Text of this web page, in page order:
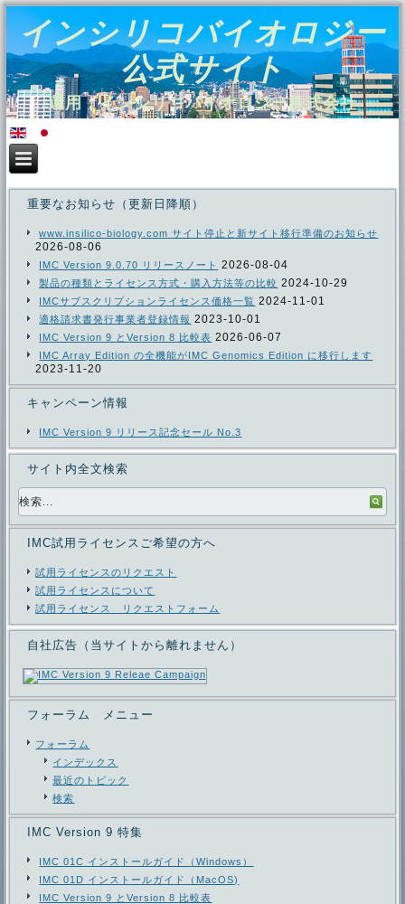
インシリコバイオロジー
公式サイト
運用：インシリコバイオロジー株式会社
重要なお知らせ（更新日降順）
www.insilico-biology.com サイト停止と新サイト移行準備のお知らせ
2026-08-06
IMC Version 9.0.70 リリースノート 2026-08-04
製品の種類とライセンス方式・購入方法等の比較 2024-10-29
IMCサブスクリプションライセンス価格一覧 2024-11-01
適格請求書発行事業者登録情報 2023-10-01
IMC Version 9 とVersion 8 比較表 2026-06-07
IMC Array Edition の全機能がIMC Genomics Edition に移行します
2023-11-20
キャンペーン情報
IMC Version 9 リリース記念セール No.3
サイト内全文検索
IMC試用ライセンスご希望の方へ
試用ライセンスのリクエスト
試用ライセンスについて
試用ライセンス リクエストフォーム
自社広告（当サイトから離れません）
フォーラム メニュー
フォーラム
インデックス
最近のトピック
検索
IMC Version 9 特集
IMC 01C インストールガイド（Windows）
IMC 01D インストールガイド（MacOS)
IMC Version 9 とVersion 8 比較表